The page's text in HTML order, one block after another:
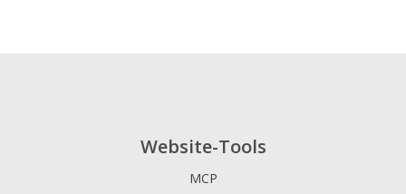
Website-Tools
MCP